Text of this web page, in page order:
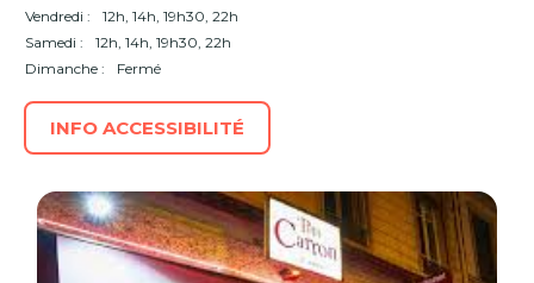
Vendredi :
12h, 14h, 19h30, 22h
Samedi :
12h, 14h, 19h30, 22h
Dimanche :
Fermé
INFO ACCESSIBILITÉ